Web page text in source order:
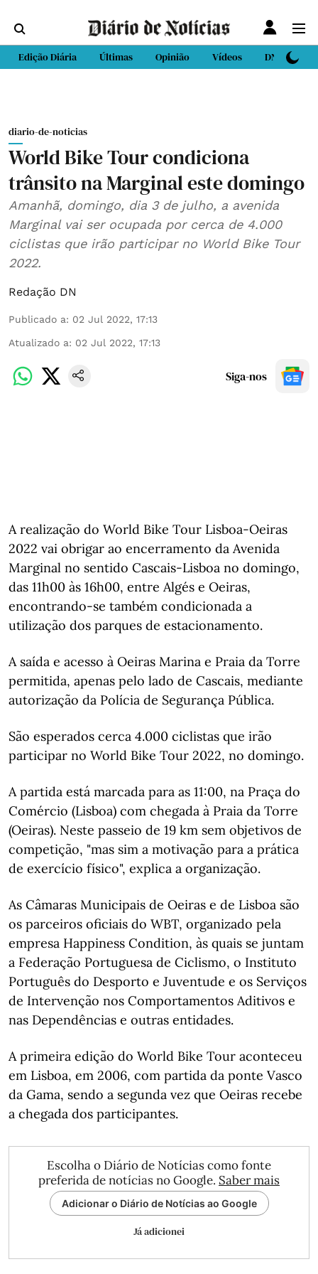
Edição Diária Últimas Opinião Vídeos DN Sport
diario-de-noticias
World Bike Tour condiciona
trânsito na Marginal este domingo
Amanhã, domingo, dia 3 de julho, a avenida
Marginal vai ser ocupada por cerca de 4.000
ciclistas que irão participar no World Bike Tour
2022.
Redação DN
Publicado a: 02 Jul 2022, 17:13
Atualizado a: 02 Jul 2022, 17:13
Siga-nos
A realização do World Bike Tour Lisboa-Oeiras
2022 vai obrigar ao encerramento da Avenida
Marginal no sentido Cascais-Lisboa no domingo,
das 11h00 às 16h00, entre Algés e Oeiras,
encontrando-se também condicionada a
utilização dos parques de estacionamento.
A saída e acesso à Oeiras Marina e Praia da Torre
permitida, apenas pelo lado de Cascais, mediante
autorização da Polícia de Segurança Pública.
São esperados cerca 4.000 ciclistas que irão
participar no World Bike Tour 2022, no domingo.
A partida está marcada para as 11:00, na Praça do
Comércio (Lisboa) com chegada à Praia da Torre
(Oeiras). Neste passeio de 19 km sem objetivos de
competição, "mas sim a motivação para a prática
de exercício físico", explica a organização.
As Câmaras Municipais de Oeiras e de Lisboa são
os parceiros oficiais do WBT, organizado pela
empresa Happiness Condition, às quais se juntam
a Federação Portuguesa de Ciclismo, o Instituto
Português do Desporto e Juventude e os Serviços
de Intervenção nos Comportamentos Aditivos e
nas Dependências e outras entidades.
A primeira edição do World Bike Tour aconteceu
em Lisboa, em 2006, com partida da ponte Vasco
da Gama, sendo a segunda vez que Oeiras recebe
a chegada dos participantes.
Escolha o Diário de Notícias como fonte
preferida de notícias no Google. Saber mais
Adicionar o Diário de Notícias ao Google
Já adicionei